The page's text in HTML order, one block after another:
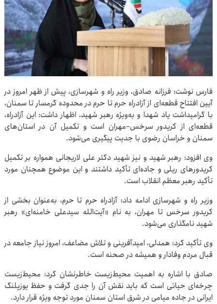
فارس نوشت: فرزانه صادق، وزیر راه و شهرسازی، پیش از ظهر امروز در
آیین افتتاح قطعه‌ای از آزادراه حرم تا حرم در محدوده گرمسار تا سمنان،
با گرامیداشت یاد شهدا و به‌ویژه رهبر شهید، اظهار داشت: این آزادراه،
قطعه‌ای از کریدور سرخس–مهران است و تکمیل آن در استان‌های
سمنان و خراسان رضوی با جدیت پیگیری می‌شود.
وی افزود: رهبر شهید و نیز شهید دکتر علی لاریجانی همواره بر تکمیل
کریدورهای ریلی و جاده‌ای تأکید داشتند و این موضوع همچنان مورد
تأکید رهبر معظم انقلاب است.
وزیر راه و شهرسازی ادامه داد: آزادراه حرم‌ تا حرم، به‌عنوان بخشی از
کریدور سرخس تا مهران، به نام «آیت‌الله سیدعلی خامنه‌ای» رهبر
شهید نامگذاری می‌شود.
وی تأکید کرد: همدلی، امیدآفرینی و تلاش مضاعف، امروز نیاز جامعه در
قبال مردم وفادار و همیشه در صحنه است.
صادق با اشاره به اهمیت محیط‌زیست خاطرنشان کرد: محیط‌زیست
چرخه‌ای حیاتی است که باید نقش آن را جدی گرفت و حفظ یوزپلنگ
ایرانی در جاده میامی در شرق استان سمنان مورد توجه ویژه قرار دارد.